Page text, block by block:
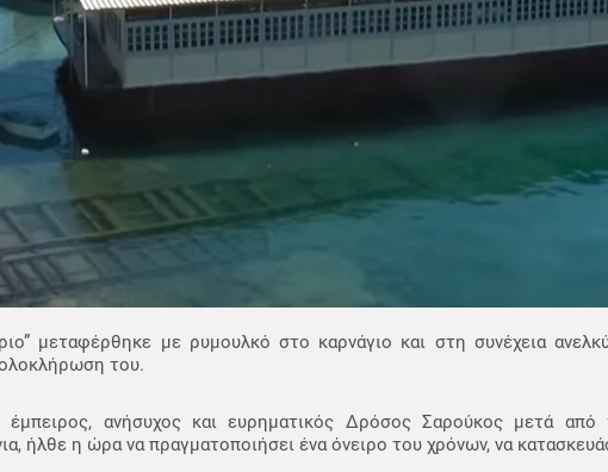
μεταφέρθηκε με ρυμουλκό στο καρνάγιο και στη συνέχεια
ολοκλήρωση του.
έμπειρος, ανήσυχος και ευρηματικός Δρόσος Σαρούκος μετά
ήλθε η ώρα να πραγματοποιήσει ένα όνειρο του χρόνων, να